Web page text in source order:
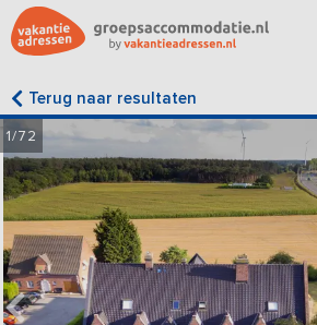
Terug naar resultaten
1/72